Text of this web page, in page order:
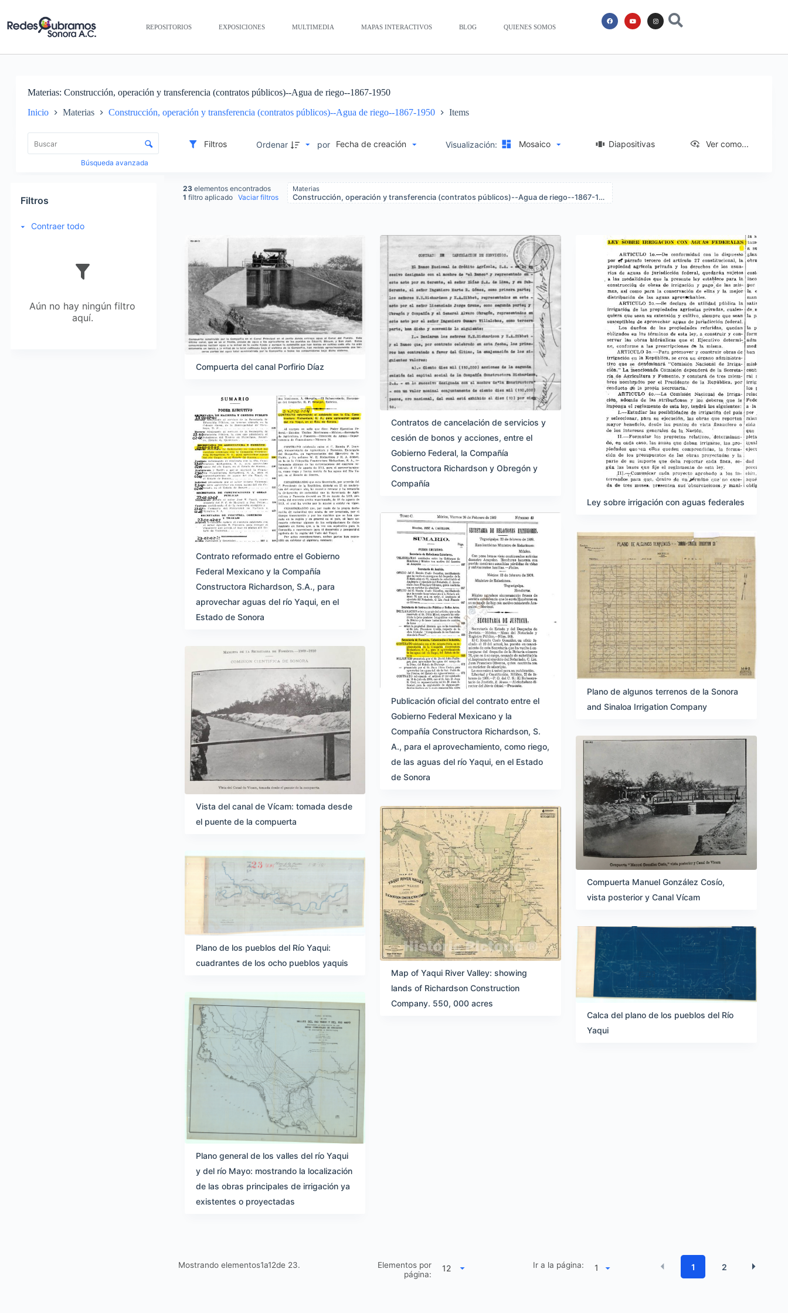
REPOSITORIOS EXPOSICIONES MULTIMEDIA MAPAS INTERACTIVOS BLOG QUIENES SOMOS
Materias Construcción, operación y transferencia (contratos públicos)--Agua de riego--1867-1950
Inicio Materias Construcción, operación y transferencia (contratos públicos)--Agua de riego--1867-1950 Items
Control de clasificación y visualización
Búsqueda avanzada
Filtros Ordenar por Fecha de creación Visualización: Mosaico Diapositivas Ver como...
Filtros
Contraer todo
Aún no hay ningún filtro
aquí.
23elementos encontrados
1 filtro aplicado Vaciar filtros
Materias
Construcción, operación y transferencia (contratos públicos)--Agua de riego--1867-1950
Compuerta del canal Porfirio Díaz
Contratos de cancelación de servicios y
cesión de bonos y acciones, entre el
Gobierno Federal, la Compañía
Constructora Richardson y Obregón y
Compañía
Ley sobre irrigación con aguas federales
Contrato reformado entre el Gobierno
Federal Mexicano y la Compañía
Constructora Richardson, S.A., para
aprovechar aguas del río Yaqui, en el
Estado de Sonora
Publicación oficial del contrato entre el
Gobierno Federal Mexicano y la
Compañía Constructora Richardson, S.
A., para el aprovechamiento, como riego,
de las aguas del río Yaqui, en el Estado
de Sonora
Plano de algunos terrenos de la Sonora
and Sinaloa Irrigation Company
Vista del canal de Vícam: tomada desde
el puente de la compuerta
Compuerta Manuel González Cosío,
vista posterior y Canal Vícam
Map of Yaqui River Valley: showing
lands of Richardson Construction
Company. 550, 000 acres
Plano de los pueblos del Río Yaqui:
cuadrantes de los ocho pueblos yaquis
Calca del plano de los pueblos del Río
Yaqui
Plano general de los valles del río Yaqui
y del río Mayo: mostrando la localización
de las obras principales de irrigación ya
existentes o proyectadas
Mostrando elementos1a12de 23.
Elementos por
página:
Ir a la página: 1 2